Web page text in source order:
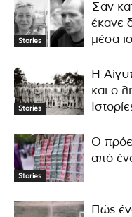
Stories
Σαν
έκανε
μέσα
Stories
Η
και ο
Stories
Ο
από
Πώς